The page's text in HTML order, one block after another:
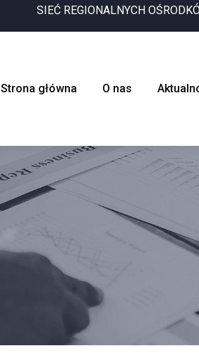
SIEĆ REGIONALNYCH
Strona główna O nas